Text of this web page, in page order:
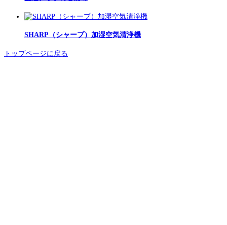
SHARP（シャープ）加湿空気清浄機
トップページに戻る